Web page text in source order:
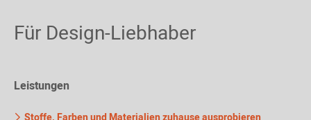
Für Design-Liebhaber
Leistungen